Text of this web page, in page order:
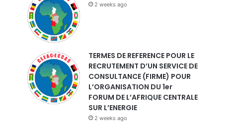
2 weeks ago
TERMES DE REFERENCE POUR LE
RECRUTEMENT D’UN SERVICE DE
CONSULTANCE (FIRME) POUR
L’ORGANISATION DU 1er
FORUM DE L’AFRIQUE CENTRALE
SUR L’ENERGIE
2 weeks ago